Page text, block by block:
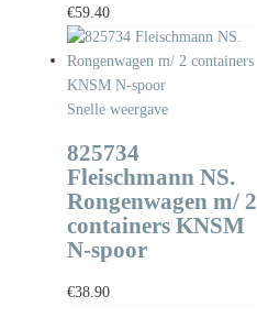
€59.40
Snelle weergave
825734
Fleischmann NS.
Rongenwagen m/ 2
containers KNSM
N-spoor
€38.90